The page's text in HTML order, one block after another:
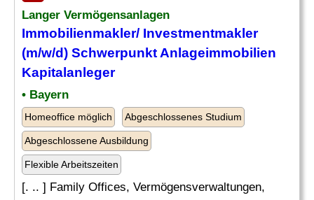
Langer Vermögensanlagen
Immobilienmakler/ Investmentmakler
(m/w/d) Schwerpunkt Anlageimmobilien
Kapitalanleger
• Bayern
Homeoffice möglich Abgeschlossenes Studium
Abgeschlossene Ausbildung
Flexible Arbeitszeiten
[. .. ] Family Offices, Vermögensverwaltungen,